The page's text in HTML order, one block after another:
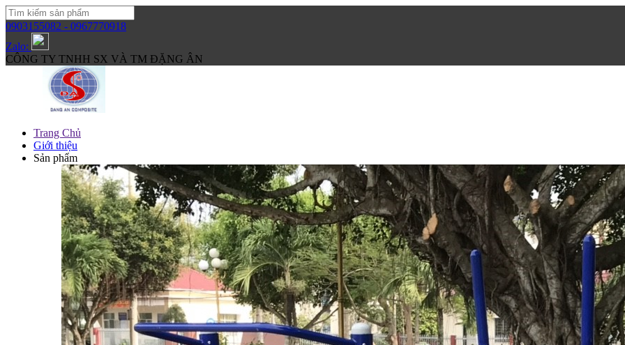
0903155082 - 0967770918
Zalo:
CÔNG TY TNHH SX VÀ TM ĐẶNG ÂN
Trang Chủ
Giới thiệu
Sản phẩm